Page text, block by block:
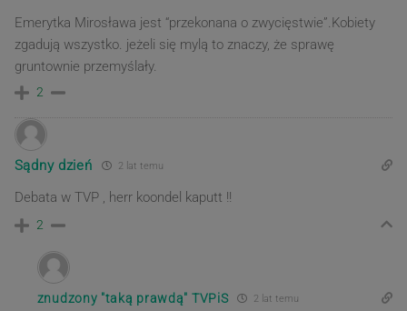
Emerytka Mirosława jest “przekonana o zwycięstwie”.Kobiety
zgadują wszystko. jeżeli się mylą to znaczy, że sprawę
gruntownie przemyślały.
2
Sądny dzień 2 lat temu
Debata w TVP , herr koondel kaputt !!
2
znudzony "taką prawdą" TVPiS 2 lat temu